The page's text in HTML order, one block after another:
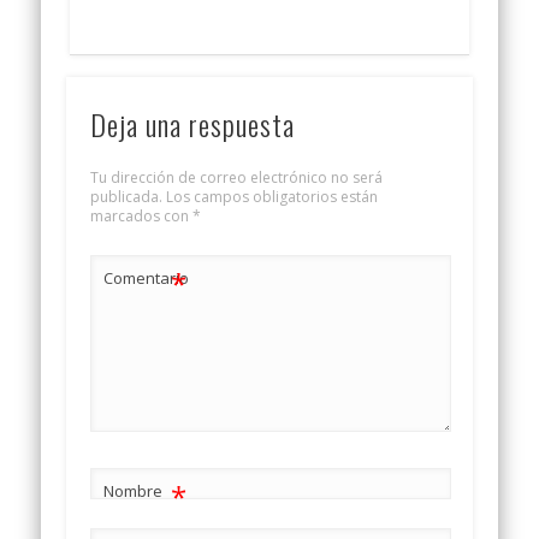
Deja una respuesta
Tu dirección de correo electrónico no será
publicada. Los campos obligatorios están
marcados con *
Comentario
*
Nombre *